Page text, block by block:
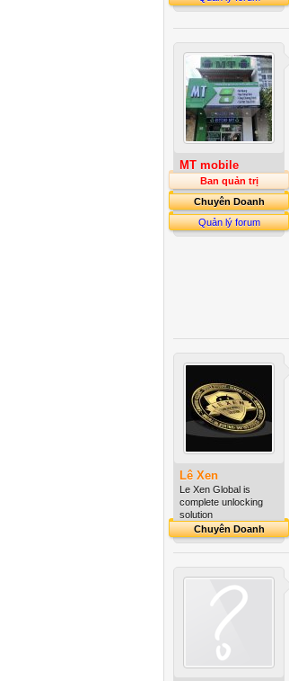
MT mobile
Ban quản trị
Chuyên Doanh
Quản lý forum
Lê Xen
Le Xen Global is
complete unlocking
solution
Chuyên Doanh